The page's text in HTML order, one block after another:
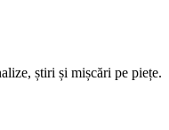
știri și mișcări pe piețe.